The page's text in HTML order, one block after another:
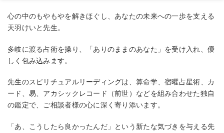
心の中のもやもやを解きほぐし、あなたの未来への一歩を支える
天羽けいと先生。
多岐に渡る占術を操り、「ありのままのあなた」を受け入れ、優
しく包み込みます。
先生のスピリチュアルリーディングは、算命学、宿曜占星術、カ
ード、易、アカシックレコード（前世）などを組み合わせた独自
の鑑定で、ご相談者様の心に深く寄り添います。
「あ、こうしたら良かったんだ」という新たな気づきを与える先